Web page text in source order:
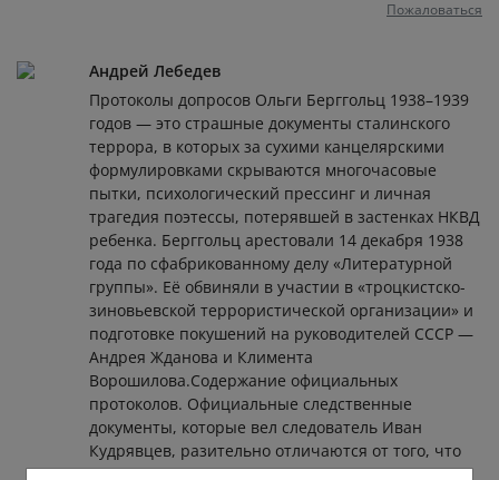
Пожаловаться
Андрей Лебедев
Протоколы допросов Ольги Берггольц 1938–1939
годов — это страшные документы сталинского
террора, в которых за сухими канцелярскими
формулировками скрываются многочасовые
пытки, психологический прессинг и личная
трагедия поэтессы, потерявшей в застенках НКВД
ребенка. Берггольц арестовали 14 декабря 1938
года по сфабрикованному делу «Литературной
группы». Её обвиняли в участии в «троцкистско-
зиновьевской террористической организации» и
подготовке покушений на руководителей СССР —
Андрея Жданова и Климента
Ворошилова.Содержание официальных
протоколов. Официальные следственные
документы, которые вел следователь Иван
Кудрявцев, разительно отличаются от того, что
происходило в реальности. Первые протоколы